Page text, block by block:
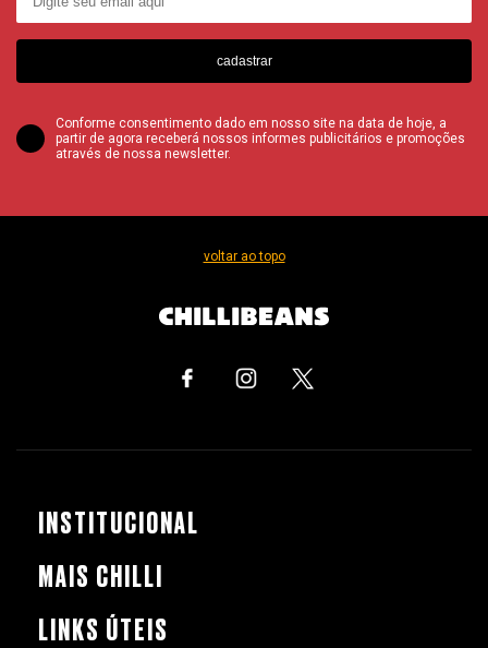
cadastrar
Conforme consentimento dado em nosso site na data de hoje, a
partir de agora receberá nossos informes publicitários e promoções
através de nossa newsletter.
voltar ao topo
INSTITUCIONAL
MAIS CHILLI
LINKS ÚTEIS